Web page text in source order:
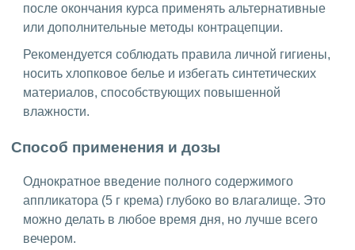
после окончания курса применять альтернативные
или дополнительные методы контрацепции.
Рекомендуется соблюдать правила личной гигиены,
носить хлопковое белье и избегать синтетических
материалов, способствующих повышенной
влажности.
Способ применения и дозы
Однократное введение полного содержимого
аппликатора (5 г крема) глубоко во влагалище. Это
можно делать в любое время дня, но лучше всего
вечером.